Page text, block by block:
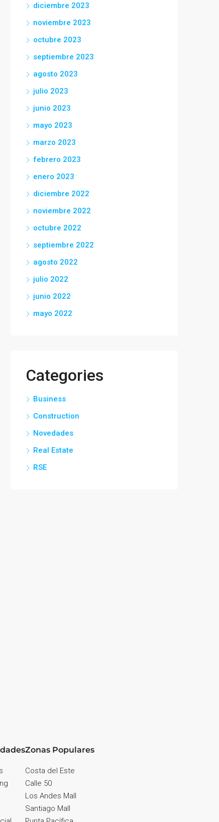
diciembre 2023
noviembre 2023
octubre 2023
septiembre 2023
agosto 2023
julio 2023
junio 2023
mayo 2023
marzo 2023
febrero 2023
enero 2023
diciembre 2022
noviembre 2022
octubre 2022
septiembre 2022
agosto 2022
julio 2022
junio 2022
mayo 2022
Categories
Business
Construction
Novedades
Real Estate
RSE
Zonas Populares
Costa del Este
Calle 50
Los Andes Mall
Santiago Mall